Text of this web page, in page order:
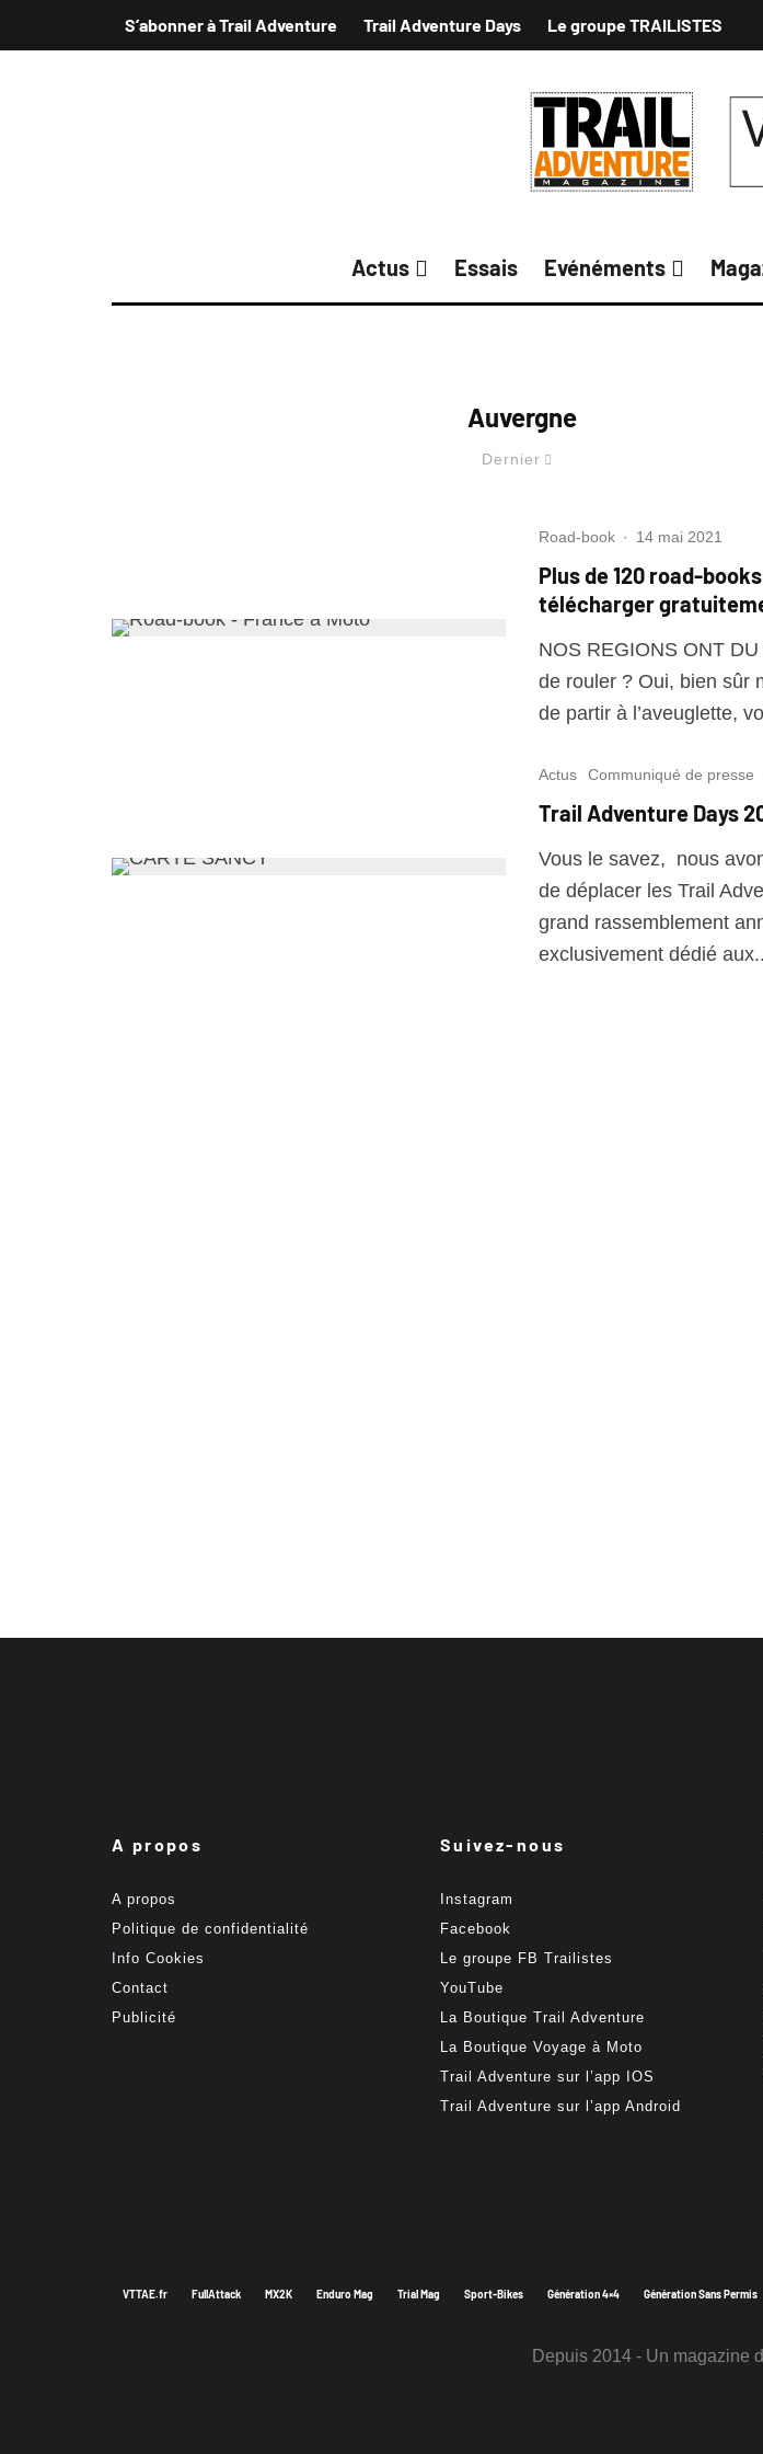
S’abonner à Trail Adventure Trail Adventure Days Le groupe TRAILISTES
Actus Essais Evénéments
Auvergne
Dernier
Road-book · 14 mai 2021
Plus de 120 road-
télécharger
NOS REGIONS ONT
de rouler ? Oui, bien sûr
de partir à l’aveuglette,
Actus Communiqué de presse
Trail Adventure Days
Vous le savez, nous
de déplacer les Trail
grand rassemblement
exclusivement dédié
A propos
A propos
Politique de confidentialité
Info Cookies
Contact
Publicité
Suivez-nous
Instagram
Facebook
Le groupe FB Trailistes
YouTube
La Boutique Trail Adventure
La Boutique Voyage à Moto
Trail Adventure sur l’app IOS
Trail Adventure sur l’app Android
VTTAE.fr FullAttack MX2K Enduro Mag Trial Mag Sport-Bikes Génération 4×4 Génération Sans Permis
Depuis 2014 - Un magazine